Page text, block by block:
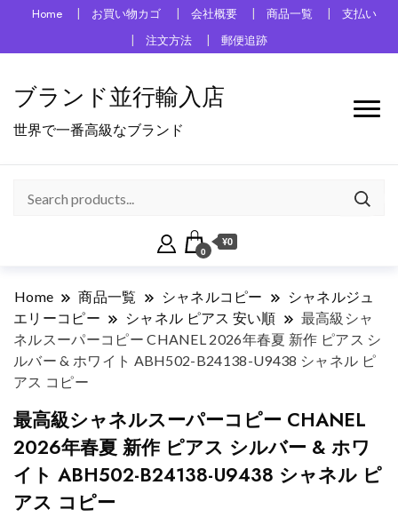
Home お買い物カゴ 会社概要 商品一覧
支払い
注文方法
郵便追跡
ブランド並行輸入店
世界で一番高級なブランド
0
¥0
Home 商品一覧 シャネルコピー
シャネルジュ
エリーコピー
シャネル ピアス 安い順
最高級シャ
ネルスーパーコピー CHANEL 2026年春夏 新作 ピアス シ
ルバー & ホワイト ABH502-B24138-U9438 シャネル ピ
アス コピー
最高級シャネルスーパーコピー CHANEL
2026年春夏 新作 ピアス シルバー & ホワ
イト ABH502-B24138-U9438 シャネル ピ
アス コピー